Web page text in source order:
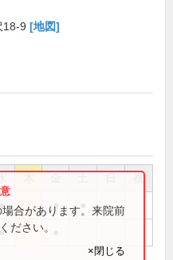
18-9 [地図]
祝
●
合があります。来院前
ださい。
×閉じる